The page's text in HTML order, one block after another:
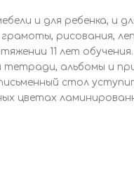
и для ребенка, и
рисования,
11 лет обучения.
тетради, альбомы и
стол
цветах